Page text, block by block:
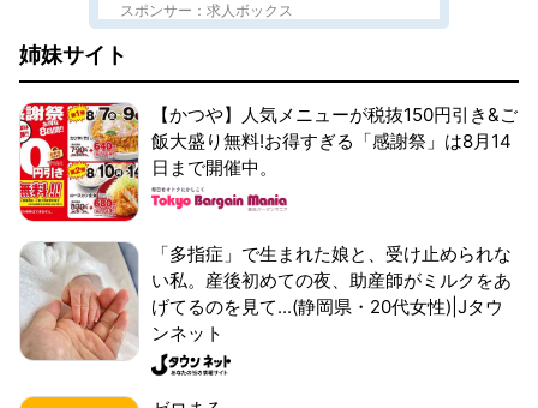
スポンサー：求人ボックス
姉妹サイト
【かつや】人気メニューが税抜150円引き&ご
飯大盛り無料!お得すぎる「感謝祭」は8月14
日まで開催中。
「多指症」で生まれた娘と、受け止められな
い私。産後初めての夜、助産師がミルクをあ
げてるのを見て...(静岡県・20代女性)|Jタウ
ンネット